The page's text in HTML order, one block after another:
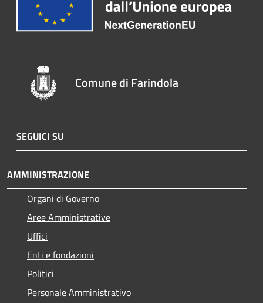
Comune di Farindola
SEGUICI SU
AMMINISTRAZIONE
Organi di Governo
Aree Amministrative
Uffici
Enti e fondazioni
Politici
Personale Amministrativo